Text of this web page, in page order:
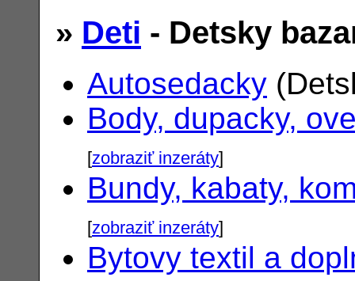
» Deti - Detsky
Autosedacky
Body, dupacky,
[zobraziť inzeráty]
Bundy, kabaty,
[zobraziť inzeráty]
Bytovy textil a